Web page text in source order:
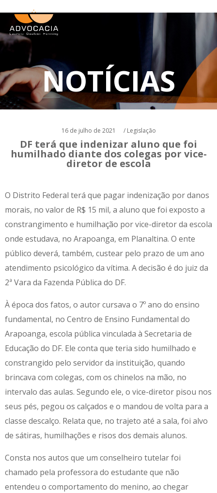
NOTÍCIAS
16 de julho de 2021 / Legislação
DF terá que indenizar aluno que foi
humilhado diante dos colegas por vice-
diretor de escola
O Distrito Federal terá que pagar indenização por danos
morais, no valor de R$ 15 mil, a aluno que foi exposto a
constrangimento e humilhação por vice-diretor da escola
onde estudava, no Arapoanga, em Planaltina. O ente
público deverá, também, custear pelo prazo de um ano
atendimento psicológico da vítima. A decisão é do juiz da
2ª Vara da Fazenda Pública do DF.
À época dos fatos, o autor cursava o 7º ano do ensino
fundamental, no Centro de Ensino Fundamental do
Arapoanga, escola pública vinculada à Secretaria de
Educação do DF. Ele conta que teria sido humilhado e
constrangido pelo servidor da instituição, quando
brincava com colegas, com os chinelos na mão, no
intervalo das aulas. Segundo ele, o vice-diretor pisou nos
seus pés, pegou os calçados e o mandou de volta para a
classe descalço. Relata que, no trajeto até a sala, foi alvo
de sátiras, humilhações e risos dos demais alunos.
Consta nos autos que um conselheiro tutelar foi
chamado pela professora do estudante que não
entendeu o comportamento do menino, ao chegar